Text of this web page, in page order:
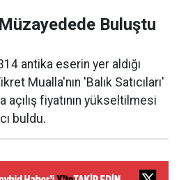
Buluştu
antika eserin yer aldığı
Mualla'nın 'Balık Satıcıları'
fiyatının yükseltilmesi
buldu.